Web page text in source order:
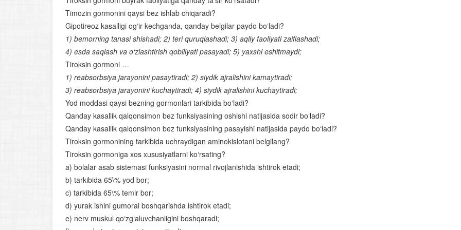
Baliqlarning ko‘payishi
Baliqlar sinfining klassifikatsiyasi va ahamiyati
Suvda hamda quruqlikda yashovchilarning xilma-xilligi
Suvda hamda quruqlikda yashovchilarning ko‘payishi, rivojlanishi va
chiqishi
Sudralib yuruvchilar sinfi
Qushlarning ko‘payishi va rivojlanishi
Qushlarning kelib chiqishi
Timozin gormonini qaysi bez ishlab chiqaradi?
Gipotireoz kasalligi og‘ir kechganda, qanday belgilar paydo bo‘ladi?
1) bemorning tanasi shishadi; 2) teri quruqlashadi; 3) aqliy faoliyati zaiflashadi;
4) esda saqlash va o‘zlashtirish qobiliyati pasayadi; 5) yaxshi eshitmaydi;
Tiroksin gormoni …
1) reabsorbsiya jarayonini pasaytiradi; 2) siydik ajralishini kamaytiradi;
3) reabsorbsiya jarayonini kuchaytiradi; 4) siydik ajralishini kuchaytiradi;
Yod moddasi qaysi bezning gormonlari tarkibida bo‘ladi?
Qanday kasallik qalqonsimon bez funksiyasining oshishi natijasida sodir bo‘ladi?
Qanday kasallik qalqonsimon bez funksiyasining pasayishi natijasida paydo bo‘ladi?
Tiroksin gormonining tarkibida uchraydigan aminokislotani belgilang?
Tiroksin gormoniga xos xususiyatlarni ko‘rsating?
a) bolalar asab sistemasi funksiyasini normal rivojlanishida ishtirok etadi;
b) tarkibida 65\% yod bor;
c) tarkibida 65\% temir bor;
d) yurak ishini gumoral boshqarishda ishtirok etadi;
e) nerv muskul qo‘zg‘aluvchanligini boshqaradi;